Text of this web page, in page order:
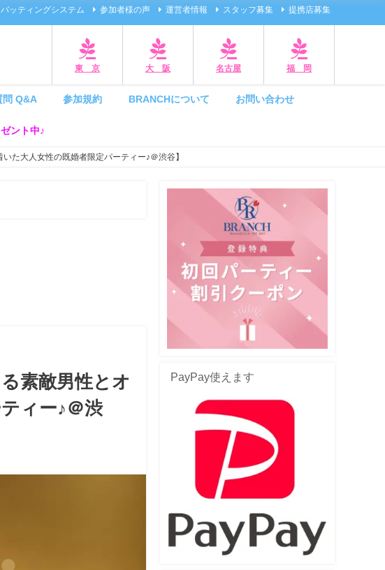
バッティングシステム 参加者様の声 運営者情報 スタッフ募集 提携店募集
東 京 大 阪 名古屋 福 岡
問 Q&A 参加規約 BRANCHについて お問い合わせ
ント中♪
た大人女性の既婚者限定パーティー♪＠渋谷】
素敵男性とオ
ィー♪＠渋
PayPay使えます